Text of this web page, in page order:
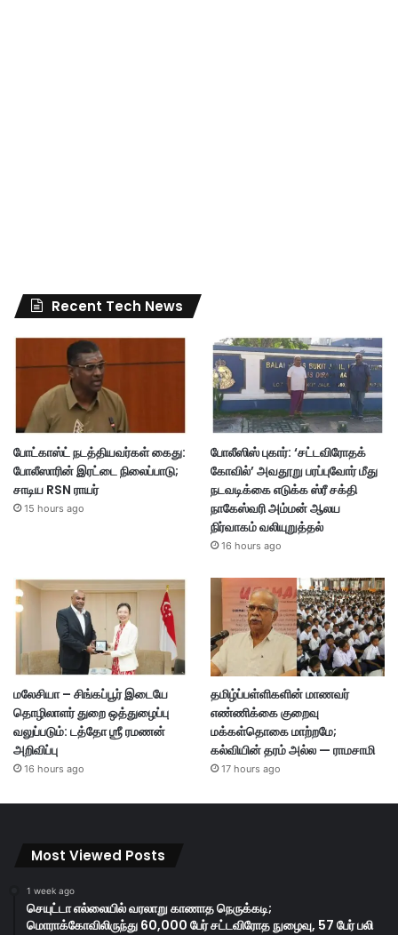
Recent Tech News
போட்காஸ்ட் நடத்தியவர்கள் கைது:
போலீஸாரின் இரட்டை நிலைப்பாடு;
சாடிய RSN ராயர்
15 hours ago
போலீஸிஸ் புகார்: ‘சட்டவிரோதக்
கோவில்’ அவதூறு பரப்புவோர் மீது
நடவடிக்கை எடுக்க ஸ்ரீ சக்தி
நாகேஸ்வரி அம்மன் ஆலய
நிர்வாகம் வலியுறுத்தல்
16 hours ago
மலேசியா – சிங்கப்பூர் இடையே
தொழிலாளர் துறை ஒத்துழைப்பு
வலுப்படும்: டத்தோ ஶ்ரீ ரமணன்
அறிவிப்பு
16 hours ago
தமிழ்ப்பள்ளிகளின் மாணவர்
எண்ணிக்கை குறைவு
மக்கள்தொகை மாற்றமே;
கல்வியின் தரம் அல்ல — ராமசாமி
17 hours ago
Most Viewed Posts
1 week ago
செயுட்டா எல்லையில் வரலாறு காணாத நெருக்கடி;
மொராக்கோவிலிருந்து 60,000 பேர் சட்டவிரோத நுழைவு, 57 பேர் பலி